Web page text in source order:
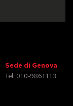
Sede di Genova
Tel: 010-9861113